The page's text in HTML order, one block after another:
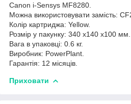
Canon i-Sensys MF8280.
Можна використовувати замість:
Колір картриджа: Yellow.
Розмір у пакунку: 340 x140 x100 мм.
Вага в упаковці: 0.6 кг.
Виробник: PowerPlant.
Гарантія: 12 місяців.
Приховати